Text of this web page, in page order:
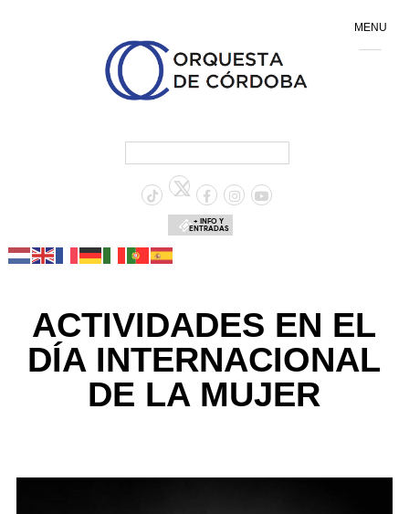
+ INFO Y
ENTRADAS
ACTIVIDADES EN EL
DÍA INTERNACIONAL
DE LA MUJER
MENU